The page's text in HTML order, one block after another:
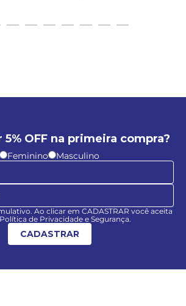
5% OFF na primeira compra?
Feminino Masculino
Ao clicar em CADASTRAR você aceita
de Privacidade e Segurança.
CADASTRAR